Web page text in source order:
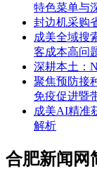
特色菜单与
封边机采购
成美全域搜
客成本高问
深耕本土：
聚焦预防接
免疫促进暨
成美AI精准
解析
合肥新闻网